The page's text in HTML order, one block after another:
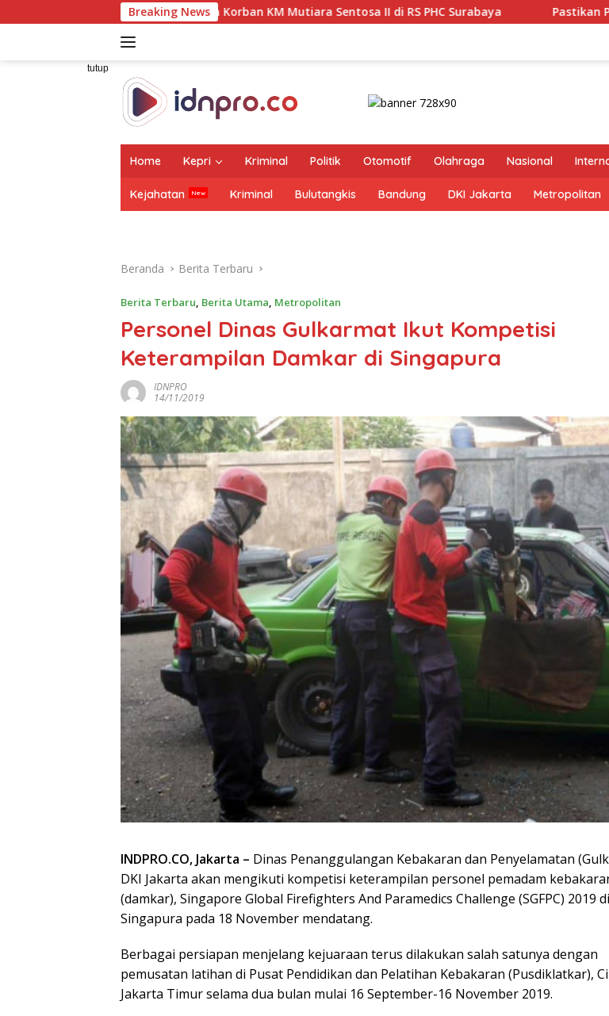
ke
Breaking News
Korban KM Mutiara Sentosa II di RS PHC Surabaya Pastikan Pekayanan Maksimal,
tutup
Home Kepri Kriminal Politik Otomotif Olahraga Nasional
Kejahatan Kriminal Bulutangkis Bandung DKI Jakarta Metropolitan
Beranda Berita Terbaru
Berita Terbaru, Berita Utama, Metropolitan
Personel Dinas Gulkarmat Ikut Kompetisi
Keterampilan Damkar di Singapura
IDNPRO
14/11/2019
INDPRO.CO, Jakarta – Dinas Penanggulangan Kebakaran dan Penyelamatan
DKI Jakarta akan mengikuti kompetisi keterampilan personel pemadam
(damkar), Singapore Global Firefighters And Paramedics Challenge (SGFPC) 2019 di
Singapura pada 18 November mendatang.
Berbagai persiapan menjelang kejuaraan terus dilakukan salah satunya dengan
pemusatan latihan di Pusat Pendidikan dan Pelatihan Kebakaran (Pusdiklatkar),
Jakarta Timur selama dua bulan mulai 16 September-16 November 2019.